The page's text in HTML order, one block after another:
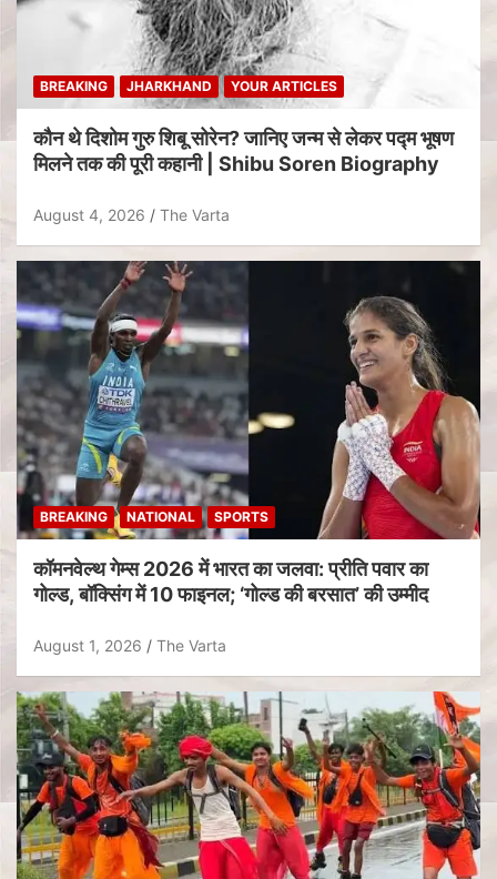
BREAKING JHARKHAND YOUR ARTICLES
कौन थे दिशोम गुरु शिबू सोरेन? जानिए जन्म से लेकर पद्म भूषण
मिलने तक की पूरी कहानी | Shibu Soren Biography
August 4, 2026 The Varta
BREAKING NATIONAL SPORTS
कॉमनवेल्थ गेम्स 2026 में भारत का जलवा: प्रीति पवार का
गोल्ड, बॉक्सिंग में 10 फाइनल; ‘गोल्ड की बरसात’ की उम्मीद
August 1, 2026 The Varta